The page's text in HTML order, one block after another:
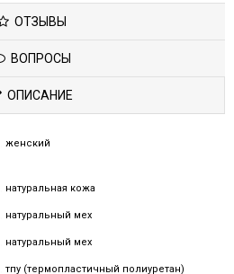
ОТЗЫВЫ
ВОПРОСЫ
ОПИСАНИЕ
женский
натуральная кожа
натуральный мех
натуральный мех
тпу (термопластичный полиуретан)